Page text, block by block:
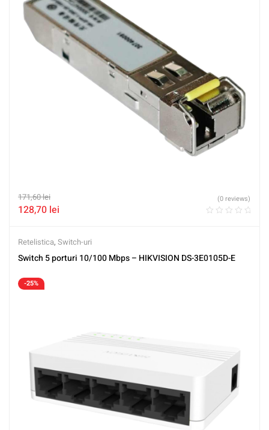
171,60lei
128,70 lei
(0 reviews)
Retelistica, Switch-uri
Switch 5 porturi 10/100 Mbps – HIKVISION DS-3E0105D-E
-25%